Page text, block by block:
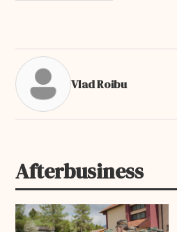
Vlad Roibu
Afterbusiness